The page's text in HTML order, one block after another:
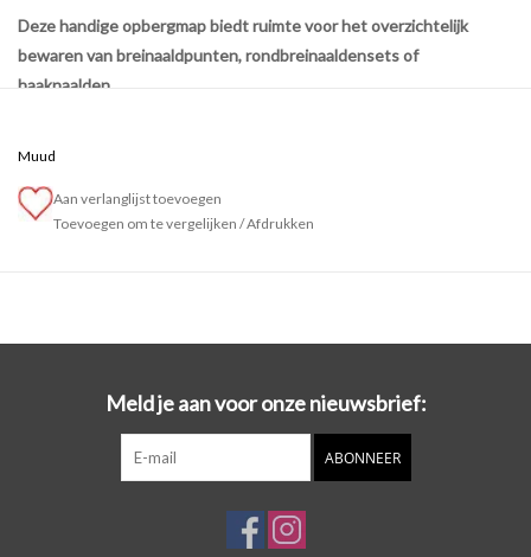
Deze handige opbergmap biedt ruimte voor het overzichtelijk
bewaren van breinaaldpunten, rondbreinaaldensets of
haaknaalden.
Kenmerken
3 open vakken
Afmetingen: Hoogte 32 cm – Breedte 39cm
Muud
Aan verlanglijst toevoegen
Toevoegen om te vergelijken /Afdrukken
Meld je aan voor onze nieuwsbrief:
ABONNEER